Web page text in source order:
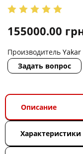
155000.00
Производитель
Задать вопрос
Описание
Характеристики